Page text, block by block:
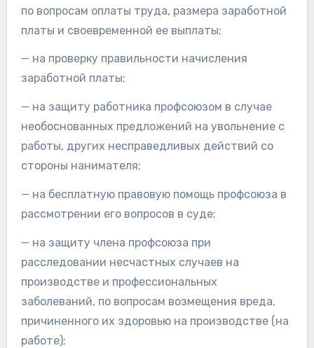
по вопросам оплаты труда, размера заработной
платы и своевременной ее выплаты;
— на проверку правильности начисления
заработной платы;
— на защиту работника профсоюзом в случае
необоснованных предложений на увольнение с
работы, других несправедливых действий со
стороны нанимателя;
— на бесплатную правовую помощь профсоюза в
рассмотрении его вопросов в суде;
— на защиту члена профсоюза при
расследовании несчастных случаев на
производстве и профессиональных
заболеваний, по вопросам возмещения вреда,
причиненного их здоровью на производстве (на
работе);